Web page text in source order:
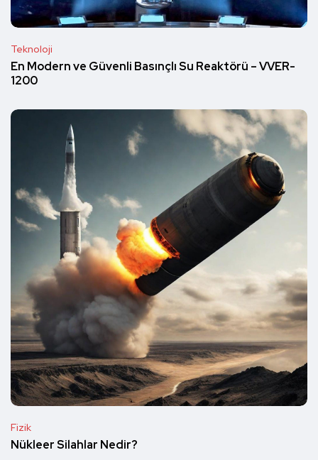
Teknoloji
En Modern ve Güvenli Basınçlı Su Reaktörü – VVER-
1200
Fizik
Nükleer Silahlar Nedir?